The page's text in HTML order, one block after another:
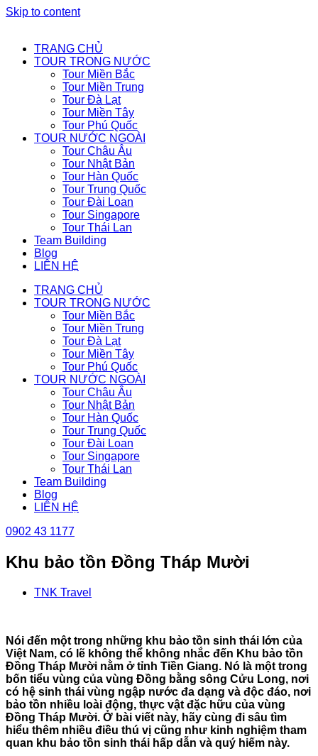
Skip to content
TRANG CHỦ
TOUR TRONG NƯỚC
Tour Miền Bắc
Tour Miền Trung
Tour Đà Lạt
Tour Miền Tây
Tour Phú Quốc
TOUR NƯỚC NGOÀI
Tour Châu Âu
Tour Nhật Bản
Tour Hàn Quốc
Tour Trung Quốc
Tour Đài Loan
Tour Singapore
Tour Thái Lan
Team Building
Blog
LIÊN HỆ
TRANG CHỦ
TOUR TRONG NƯỚC
Tour Miền Bắc
Tour Miền Trung
Tour Đà Lạt
Tour Miền Tây
Tour Phú Quốc
TOUR NƯỚC NGOÀI
Tour Châu Âu
Tour Nhật Bản
Tour Hàn Quốc
Tour Trung Quốc
Tour Đài Loan
Tour Singapore
Tour Thái Lan
Team Building
Blog
LIÊN HỆ
0902 43 1177
Khu bảo tồn Đồng Tháp Mười
TNK Travel
Nói đến một trong những khu bảo tồn sinh thái lớn của
Việt Nam, có lẽ không thể không nhắc đến Khu bảo tồn
Đồng Tháp Mười nằm ở tỉnh Tiền Giang. Nó là một trong
bốn tiểu vùng của vùng Đồng bằng sông Cửu Long, nơi
có hệ sinh thái vùng ngập nước đa dạng và độc đáo, nơi
bảo tồn nhiều loài động, thực vật đặc hữu của vùng
Đồng Tháp Mười. Ở bài viết này, hãy cùng đi sâu tìm
hiểu thêm nhiều điều thú vị cũng như kinh nghiệm tham
quan khu bảo tồn sinh thái hấp dẫn và quý hiếm này.